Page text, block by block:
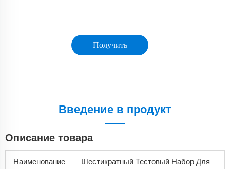
Получить
Введение в продукт
Описание товара
Наименование
Шестикратный Тестовый Набор Для